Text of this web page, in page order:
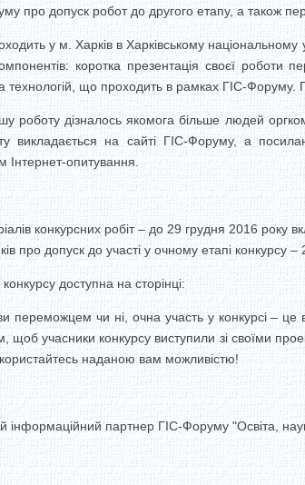
про допуск робот до другого етапу, а також
у м. Харків в Харківському
коротка презентація своєї
технологій, що проходить в рамках ГІС-
роботу дізналось якомога більше людей
викладається на сайті ГІС-Форуму, а
Інтернет-опитування.
конкурсних робіт – до 29 грудня 2016 року
про допуск до участі у очному етапі конкурсу –
доступна на сторінці:
переможцем чи ні, очна участь у конкурсі –
щоб учасники конкурсу виступили зі своїми
наданою вам можливістю!
інформаційний партнер ГІС-Форуму "Освіта,